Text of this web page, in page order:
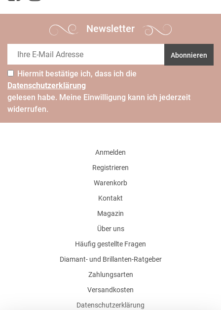
Newsletter
Abonnieren
Hiermit bestätige ich, dass ich die
Daten­schutz­erklärung
gelesen habe. Meine Einwilligung kann ich jederzeit
widerrufen.
Anmelden
Registrieren
Warenkorb
Kontakt
Magazin
Über uns
Häufig gestellte Fragen
Diamant- und Brillanten-Ratgeber
Zahlungsarten
Versandkosten
Datenschutzerklärung